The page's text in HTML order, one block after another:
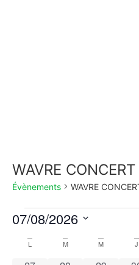
WAVRE CONCERT
Évènements WAVRE
07/08/2026
uneCalendrier
L M M J